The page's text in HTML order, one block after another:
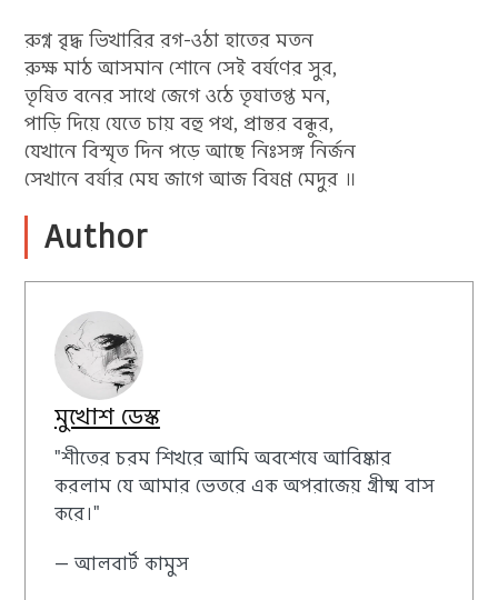
রুগ্ন বৃদ্ধ ভিখারির রগ-ওঠা হাতের মতন
রুক্ষ মাঠ আসমান শোনে সেই বর্ষণের সুর,
তৃষিত বনের সাথে জেগে ওঠে তৃষাতপ্ত মন,
পাড়ি দিয়ে যেতে চায় বহু পথ, প্রান্তর বন্ধুর,
যেখানে বিস্মৃত দিন পড়ে আছে নিঃসঙ্গ নির্জন
সেখানে বর্ষার মেঘ জাগে আজ বিষণ্ণ মেদুর ॥
Author
মুখোশ ডেস্ক
"শীতের চরম শিখরে আমি অবশেষে আবিষ্কার
করলাম যে আমার ভেতরে এক অপরাজেয় গ্রীষ্ম বাস
করে।"
— আলবার্ট কামুস